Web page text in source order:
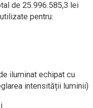
de 25.996.585,3 lei
pentru:
iluminat echipat cu
intensității luminii)